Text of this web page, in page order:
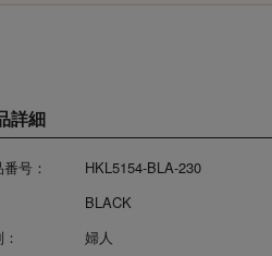
詳細
号：
HKL5154-BLA-230
BLACK
婦人